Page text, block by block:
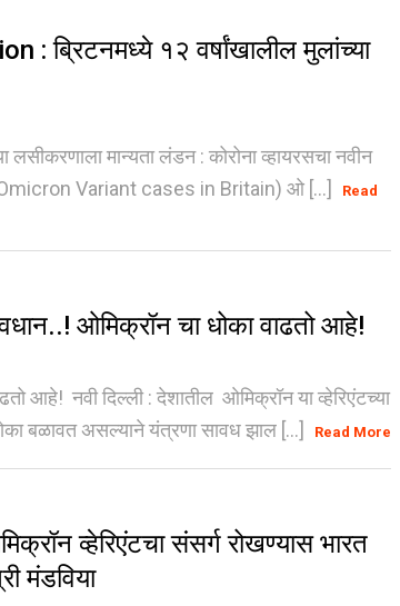
ब्रिटनमध्ये १२ वर्षांखालील मुलांच्या
लसीकरणाला मान्यता लंडन : कोरोना व्हायरसचा नवीन
Variant cases in Britain) ओ [...]
Read
ओमिक्रॉन चा धोका वाढतो आहे!
आहे! नवी दिल्ली : देशातील ओमिक्रॉन या व्हेरिएंटच्या
बळावत असल्याने यंत्रणा सावध झाल [...]
Read More
व्हेरिएंटचा संसर्ग रोखण्यास भारत
मंडविया